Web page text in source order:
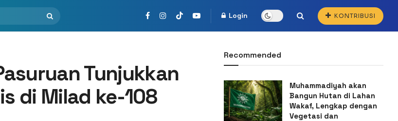
Login KONTRIBUSI
Tunjukkan
di Milad ke-108
Recommended
Muhammadiyah akan
Bangun Hutan di Lahan
Wakaf, Lengkap dengan
Vegetasi dan